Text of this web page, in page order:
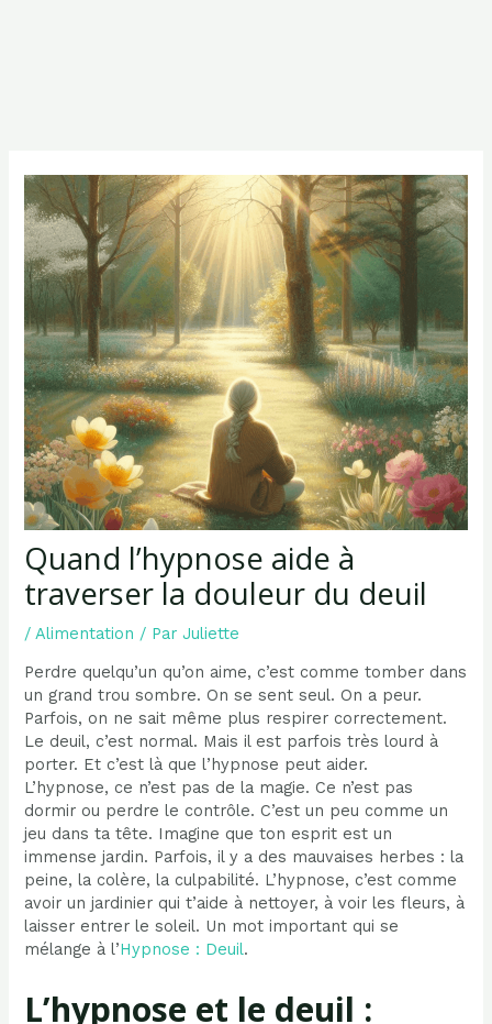
Quand l’hypnose aide à
traverser la douleur du deuil
/Alimentation / ParJuliette
Perdre quelqu’un qu’on aime, c’est comme tomber dans
un grand trou sombre. On se sent seul. On a peur.
Parfois, on ne sait même plus respirer correctement.
Le deuil, c’est normal. Mais il est parfois très lourd à
porter. Et c’est là que l’hypnose peut aider.
L’hypnose, ce n’est pas de la magie. Ce n’est pas
dormir ou perdre le contrôle. C’est un peu comme un
jeu dans ta tête. Imagine que ton esprit est un
immense jardin. Parfois, il y a des mauvaises herbes : la
peine, la colère, la culpabilité. L’hypnose, c’est comme
avoir un jardinier qui t’aide à nettoyer, à voir les fleurs, à
laisser entrer le soleil. Un mot important qui se
mélange à l’Hypnose : Deuil.
L’hypnose et le deuil :